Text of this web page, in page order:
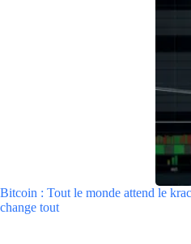
Bitcoin : Tout le monde attend le
change tout